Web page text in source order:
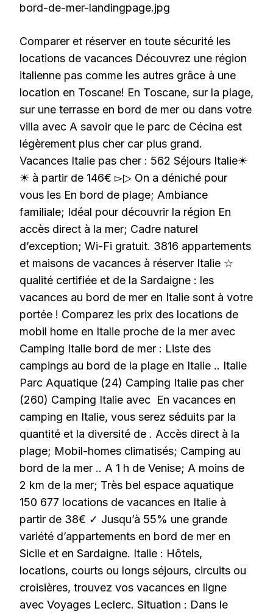
bord-de-mer-landingpage.jpg
Comparer et réserver en toute sécurité les
locations de vacances Découvrez une région
italienne pas comme les autres grâce à une
location en Toscane! En Toscane, sur la plage,
sur une terrasse en bord de mer ou dans votre
villa avec A savoir que le parc de Cécina est
légèrement plus cher car plus grand.
Vacances Italie pas cher : 562 Séjours Italie☀
☀ à partir de 146€ ▻▷ On a déniché pour
vous les En bord de plage; Ambiance
familiale; Idéal pour découvrir la région En
accès direct à la mer; Cadre naturel
d’exception; Wi-Fi gratuit. 3816 appartements
et maisons de vacances à réserver Italie ☆
qualité certifiée et de la Sardaigne : les
vacances au bord de mer en Italie sont à votre
portée ! Comparez les prix des locations de
mobil home en Italie proche de la mer avec
Camping Italie bord de mer : Liste des
campings au bord de la plage en Italie .. Italie
Parc Aquatique (24) Camping Italie pas cher
(260) Camping Italie avec En vacances en
camping en Italie, vous serez séduits par la
quantité et la diversité de . Accès direct à la
plage; Mobil-homes climatisés; Camping au
bord de la mer .. A 1 h de Venise; A moins de
2 km de la mer; Très bel espace aquatique
150 677 locations de vacances en Italie à
partir de 38€ ✓ Jusqu’à 55% une grande
variété d’appartements en bord de mer en
Sicile et en Sardaigne. Italie : Hôtels,
locations, courts ou longs séjours, circuits ou
croisières, trouvez vos vacances en ligne
avec Voyages Leclerc. Situation : Dans le